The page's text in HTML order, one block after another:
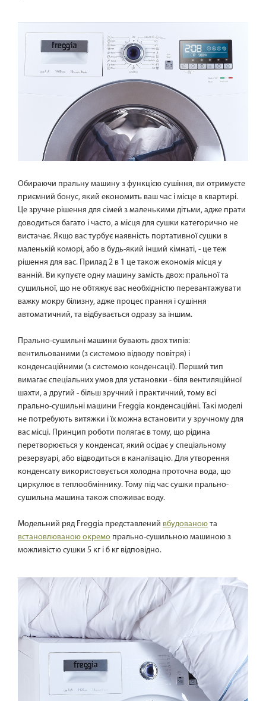
Обираючи пральну машину з функцією сушіння, ви отримуєте
приємний бонус, який економить ваш час і місце в квартирі.
Це зручне рішення для сімей з маленькими дітьми, адже прати
доводиться багато і часто, а місця для сушки категорично не
вистачає. Якщо вас турбує наявність портативної сушки в
маленькій коморі, або в будь-який інший кімнаті, - це теж
рішення для вас. Прилад 2 в 1 це також економія місця у
ванній. Ви купуєте одну машину замість двох: пральної та
сушильної, що не обтяжує вас необхідністю перевантажувати
важку мокру білизну, адже процес прання і сушіння
автоматичний, та відбувається одразу за іншим.
Прально-сушильні машини бувають двох типів:
вентильованими (з системою відводу повітря) і
конденсаційними (з системою конденсації). Перший тип
вимагає спеціальних умов для установки - біля вентиляційної
шахти, а другий - більш зручний і практичний, тому всі
прально-сушильні машини Freggia конденсаційні. Такі моделі
не потребують витяжки і їх можна встановити у зручному для
вас місці. Принцип роботи полягає в тому, що рідина
перетворюється у конденсат, який осідає у спеціальному
резервуарі, або відводиться в каналізацію. Для утворення
конденсату використовується холодна проточна вода, що
циркулює в теплообміннику. Тому під час сушки прально-
сушильна машина також споживає воду.
Модельний ряд Freggia представлений вбудованою та
встановлюваною окремо прально-сушильною машиною з
можливістю сушки 5 кг і 6 кг відповідно.